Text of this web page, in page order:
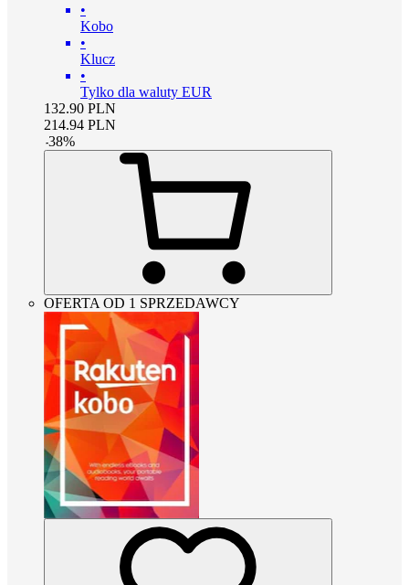
•
Kobo
•
Klucz
•
Tylko dla waluty EUR
132.90 PLN
214.94 PLN
-38%
OFERTA OD 1 SPRZEDAWCY